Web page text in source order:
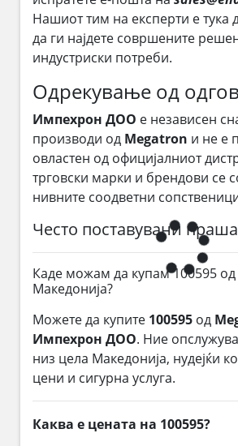
Нашиот тим на експерти е тука
да ги најдете совршените
индустриски потреби.
Одрекување од
Импехрон ДОО е независен
производи од Megatron и не е
овластен од официјалниот
трговски марки и брендови се
нивните соодветни
Често поставувани
Каде можам да купам 100595
Македонија?
Можете да купите 100595 од
Импехрон ДОО. Ние
низ цела Македонија, нудејќи
цени и сигурна услуга.
Каква е цената на 100595?